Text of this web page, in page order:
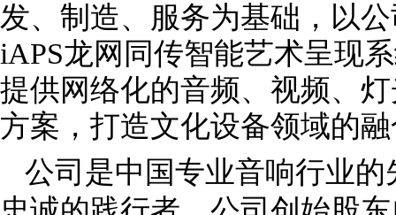
发、制造、服务为基础，以
iAPS龙网同传智能艺术呈现
提供网络化的音频、视频、
方案，打造文化设备领域的
公司是中国专业音响行业